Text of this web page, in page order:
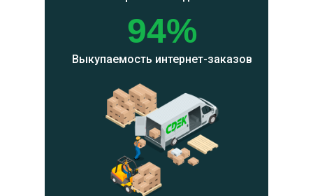
94%
Выкупаемость интернет-заказов